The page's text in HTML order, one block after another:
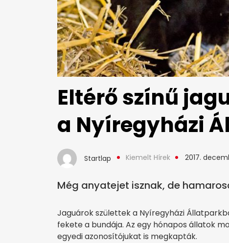
Eltérő színű
a Nyíregyházi
Startlap Kiemelt Hírek 2017.
Még anyatejet isznak, de
Jaguárok születtek a Nyíregyházi
fekete a bundája. Az egy hónapos állatok
egyedi azonosítójukat is megkapták.